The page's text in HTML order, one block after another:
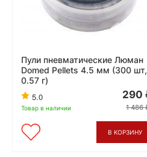
Пули пневматические Люман
Domed Pellets 4.5 мм (300 шт,
0.57 г)
5.0
Товар в наличии
290
1 486
В КОРЗИНУ